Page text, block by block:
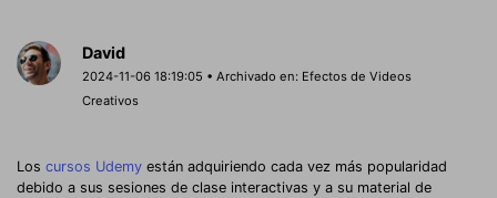
David
2024-11-06 18:19:05 • Archivado en: Efectos de Videos
Creativos
Los cursos Udemy están adquiriendo cada vez más popularidad
debido a sus sesiones de clase interactivas y a su material de